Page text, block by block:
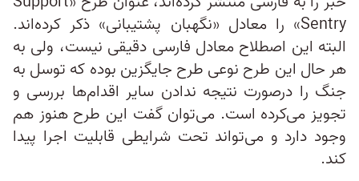
Sentry» را معادل «نگهبان پشتیبانی» ذکر کرده‌اند.
البته این اصطلاح معادل فارسی دقیقی نیست، ولی به
هر حال این طرح نوعی طرح جایگزین بوده که توسل به
جنگ را درصورت نتیجه‌ ندادن سایر اقدام‌ها بررسی و
تجویز می‌کرده است. می‌توان گفت این طرح هنوز هم
وجود دارد و می‌تواند تحت شرایطی قابلیت اجرا پیدا
کند.